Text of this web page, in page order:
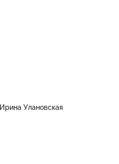
Ирина Улановская